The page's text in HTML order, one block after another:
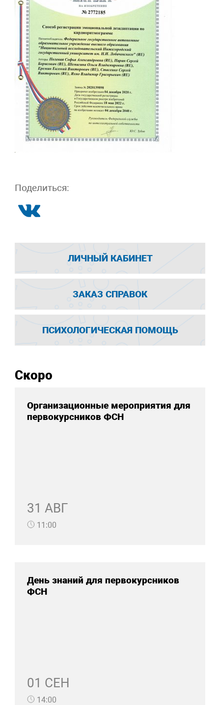
Поделиться:
ЛИЧНЫЙ КАБИНЕТ
ЗАКАЗ СПРАВОК
ПСИХОЛОГИЧЕСКАЯ ПОМОЩЬ
Скоро
Организационные мероприятия для
первокурсников ФСН
31 АВГ
11:00
День знаний для первокурсников
ФСН
01 СЕН
14:00